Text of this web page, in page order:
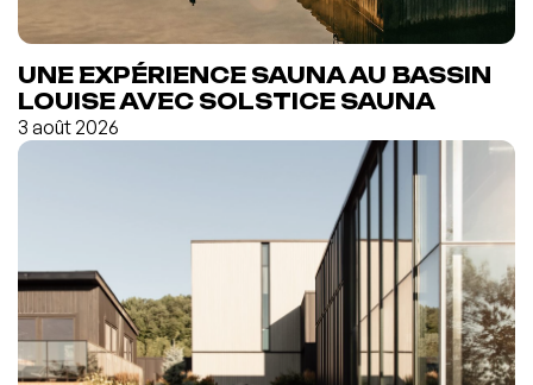
UNE EXPÉRIENCE SAUNA AU BASSIN
LOUISE AVEC SOLSTICE SAUNA
3 août 2026